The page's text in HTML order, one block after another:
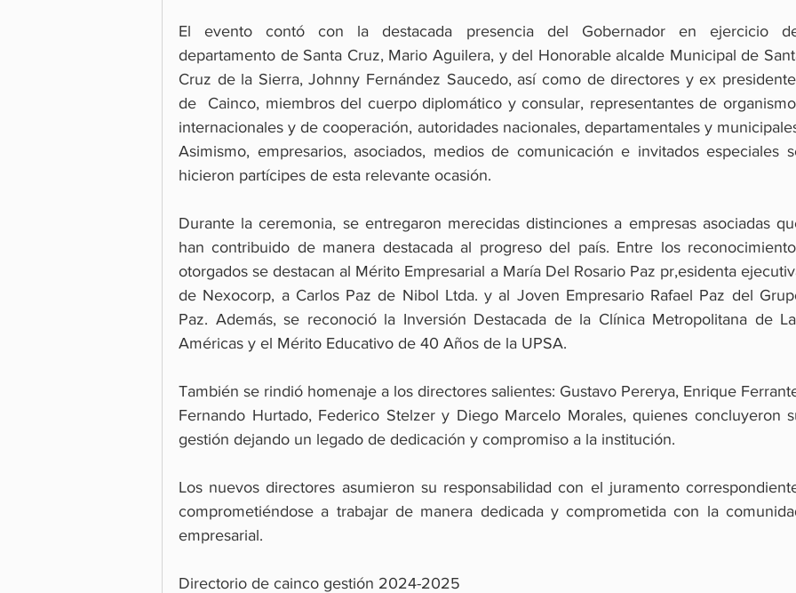
El evento contó con la destacada presencia del Gobernador en ejercicio
departamento de Santa Cruz, Mario Aguilera, y del Honorable alcalde Municipal de
Cruz de la Sierra, Johnny Fernández Saucedo, así como de directores y ex
de  Cainco, miembros del cuerpo diplomático y consular, representantes de
internacionales y de cooperación, autoridades nacionales, departamentales y
Asimismo, empresarios, asociados, medios de comunicación e invitados especiales
hicieron partícipes de esta relevante ocasión.
Durante la ceremonia, se entregaron merecidas distinciones a empresas asociadas
han contribuido de manera destacada al progreso del país. Entre los
otorgados se destacan al Mérito Empresarial a María Del Rosario Paz pr,esidenta
de Nexocorp, a Carlos Paz de Nibol Ltda. y al Joven Empresario Rafael Paz del
Paz. Además, se reconoció la Inversión Destacada de la Clínica Metropolitana de
Américas y el Mérito Educativo de 40 Años de la UPSA.
También se rindió homenaje a los directores salientes: Gustavo Pererya, Enrique
Fernando Hurtado, Federico Stelzer y Diego Marcelo Morales, quienes concluyeron
gestión dejando un legado de dedicación y compromiso a la institución.
Los nuevos directores asumieron su responsabilidad con el juramento
comprometiéndose a trabajar de manera dedicada y comprometida con la
empresarial.
Directorio de cainco gestión 2024-2025